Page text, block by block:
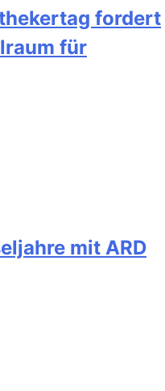
fordert
für
mit ARD